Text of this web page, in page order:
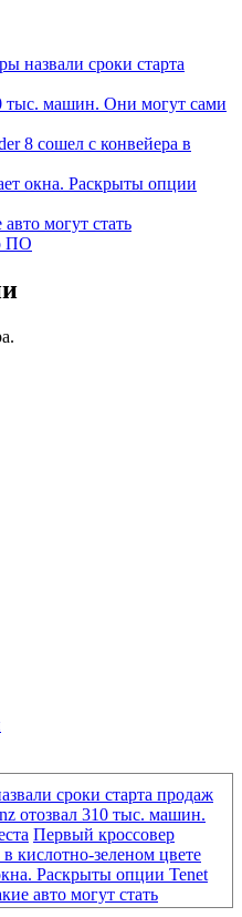
назвали сроки старта
тыс. машин. Они могут сами
8 сошел с конвейера в
окна. Раскрыты опции
могут стать
ПО
сроки старта продаж
отозвал 310 тыс. машин.
Первый кроссовер
кислотно-зеленом цвете
Раскрыты опции Tenet
авто могут стать